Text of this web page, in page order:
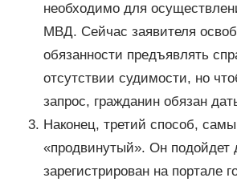
необходимо для
МВД. Сейчас заявителя
обязанности предъявлять
отсутствии судимости, но
запрос, гражданин обязан
Наконец, третий способ,
«продвинутый». Он подойдет
зарегистрирован на портале